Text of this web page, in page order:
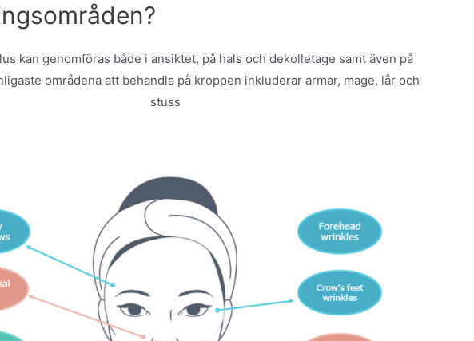
kan genomföras både i ansiktet, på hals och dekolletage samt även på
områdena att behandla på kroppen inkluderar armar, mage, lår och
stuss